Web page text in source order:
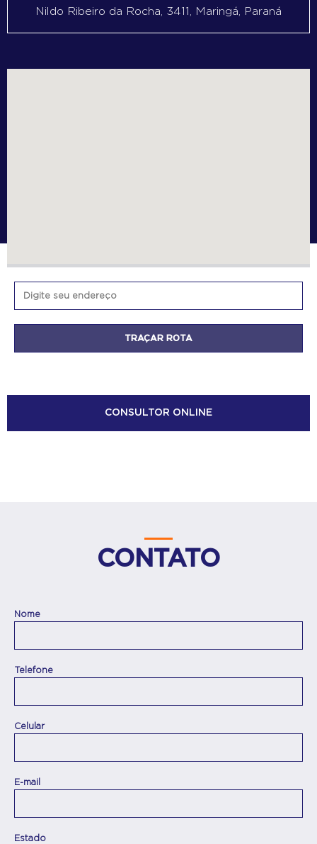
Nildo Ribeiro da Rocha, 3411, Maringá, Paraná
CONSULTOR ONLINE
CONTATO
Nome
Telefone
Celular
E-mail
Estado